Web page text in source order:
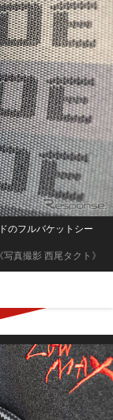
《写真撮影 西尾タクト》
のフルバケットシー